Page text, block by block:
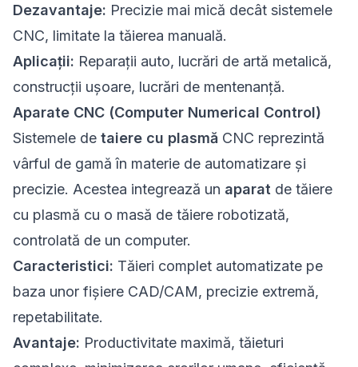
Dezavantaje: Precizie mai mică decât sistemele
CNC, limitate la tăierea manuală.
Aplicații: Reparații auto, lucrări de artă metalică,
construcții ușoare, lucrări de mentenanță.
Aparate CNC (Computer Numerical Control)
Sistemele de taiere cu plasmă CNC reprezintă
vârful de gamă în materie de automatizare și
precizie. Acestea integrează un aparat de tăiere
cu plasmă cu o masă de tăiere robotizată,
controlată de un computer.
Caracteristici: Tăieri complet automatizate pe
baza unor fișiere CAD/CAM, precizie extremă,
repetabilitate.
Avantaje: Productivitate maximă, tăieturi